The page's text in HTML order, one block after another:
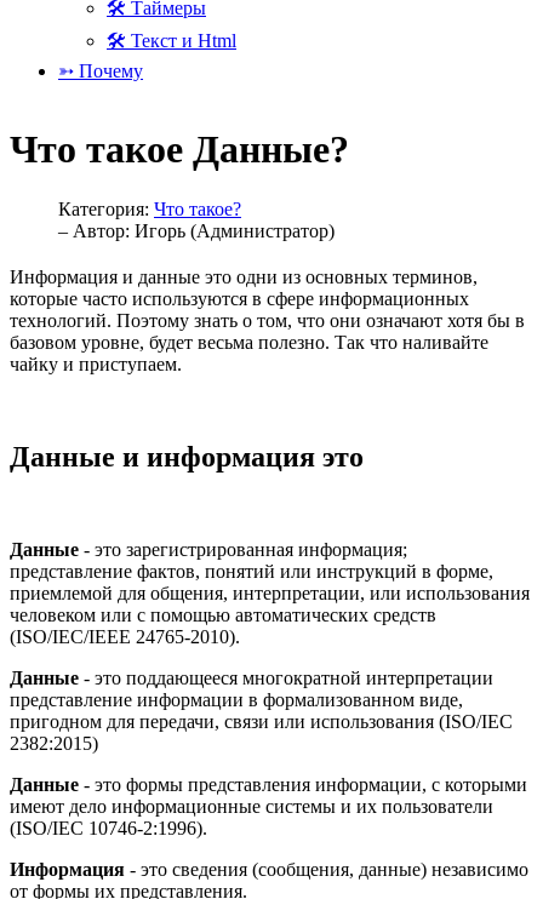
🛠 Таймеры
🛠 Текст и Html
➳ Почему
Что такое Данные?
Категория: Что такое?
– Автор: Игорь (Администратор)
Информация и данные это одни из основных терминов,
которые часто используются в сфере информационных
технологий. Поэтому знать о том, что они означают хотя бы в
базовом уровне, будет весьма полезно. Так что наливайте
чайку и приступаем.
Данные и информация это
Данные - это зарегистрированная информация;
представление фактов, понятий или инструкций в форме,
приемлемой для общения, интерпретации, или использования
человеком или с помощью автоматических средств
(ISO/IEC/IEEE 24765-2010).
Данные - это поддающееся многократной интерпретации
представление информации в формализованном виде,
пригодном для передачи, связи или использования (ISO/IEC
2382:2015)
Данные - это формы представления информации, с которыми
имеют дело информационные системы и их пользователи
(ISO/IEC 10746-2:1996).
Информация - это сведения (сообщения, данные) независимо
от формы их представления.